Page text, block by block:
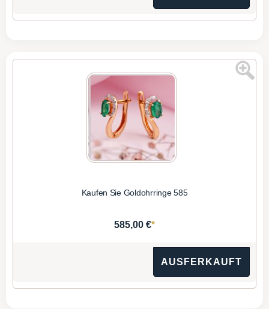
Kaufen Sie Goldohrringe 585
585,00 €*
AUSFERKAUFT